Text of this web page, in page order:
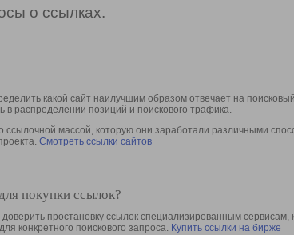
о ссылках.
какой сайт наилучшим образом отвечает на
в раcпределении позиций и поискового трафика.
массой, которую они заработали различными
Смотреть ссылки сайтов
покупки ссылок?
простановку ссылок специализированным
конкретного поискового запроса. Купить ссылки на бирже